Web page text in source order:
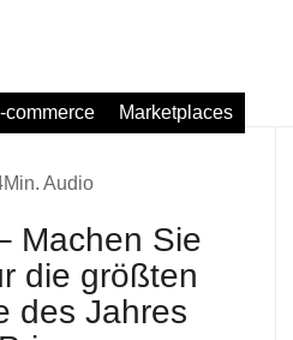
commerce Marketplaces
Audio
Machen Sie
die größten
des Jahres